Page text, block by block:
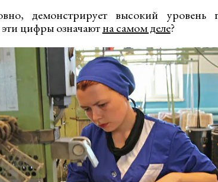
демонстрирует высокий уровень
цифры означаютна самом деле?